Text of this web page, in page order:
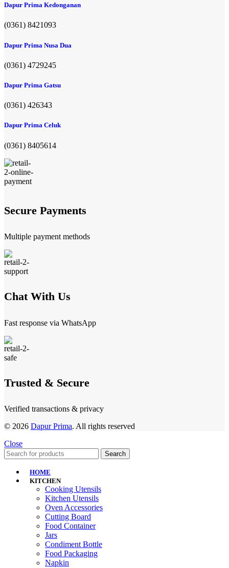
Dapur Prima Kedonganan
(0361) 8421093
Dapur Prima Nusa Dua
(0361) 4729245
Dapur Prima Gatsu
(0361) 426343
Dapur Prima Celuk
(0361) 8405614
Secure Payments
Multiple payment methods
Chat With Us
Fast response via WhatsApp
Trusted & Secure
Verified transactions & privacy
© 2026 Dapur Prima. All rights reserved
Close
Search
HOME
KITCHEN
Cooking Utensils
Kitchen Utensils
Oven Accessories
Cutting Board
Food Container
Jars
Condiment Bottle
Food Packaging
Napkin